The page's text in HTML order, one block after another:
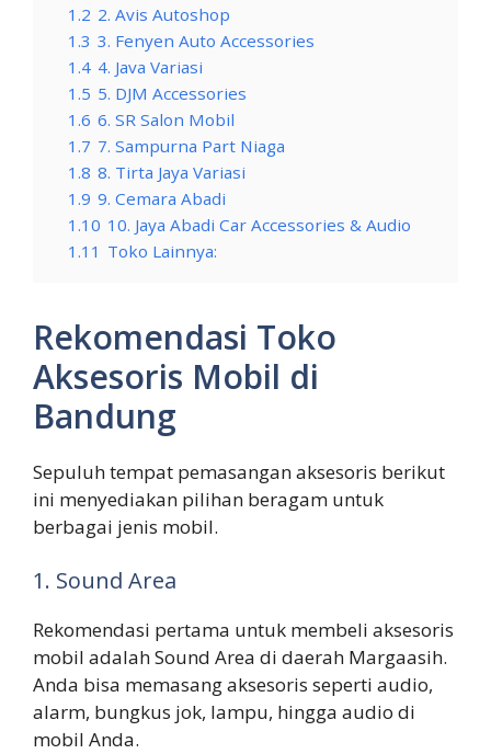
1.2 2. Avis Autoshop
1.3 3. Fenyen Auto Accessories
1.4 4. Java Variasi
1.5 5. DJM Accessories
1.6 6. SR Salon Mobil
1.7 7. Sampurna Part Niaga
1.8 8. Tirta Jaya Variasi
1.9 9. Cemara Abadi
1.10 10. Jaya Abadi Car Accessories & Audio
1.11 Toko Lainnya:
Rekomendasi Toko
Aksesoris Mobil di
Bandung
Sepuluh tempat pemasangan aksesoris berikut
ini menyediakan pilihan beragam untuk
berbagai jenis mobil.
1. Sound Area
Rekomendasi pertama untuk membeli aksesoris
mobil adalah Sound Area di daerah Margaasih.
Anda bisa memasang aksesoris seperti audio,
alarm, bungkus jok, lampu, hingga audio di
mobil Anda.